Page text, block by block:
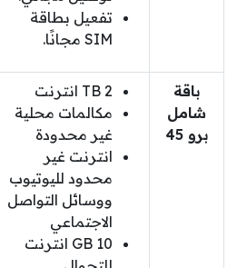
تفعيل بطاقة
SIM مجانًا.
باقة
شامل
برو 45
2 TB انترنت
مكالمات محلية
غير محدودة
انترنت غير
محدود لليوتيوب
ووسائل التواصل
الاجتماعي
10 GB انترنت